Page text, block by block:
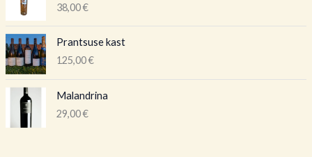
38,00€
Prantsuse kast
125,00€
Malandrina
29,00€